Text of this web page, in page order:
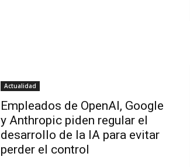
Actualidad
Empleados de OpenAI, Google
y Anthropic piden regular el
desarrollo de la IA para evitar
perder el control